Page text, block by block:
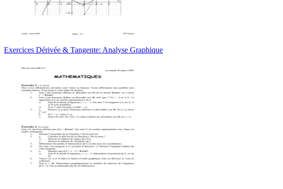
Exercices Dérivée & Tangente: Analyse Graphique